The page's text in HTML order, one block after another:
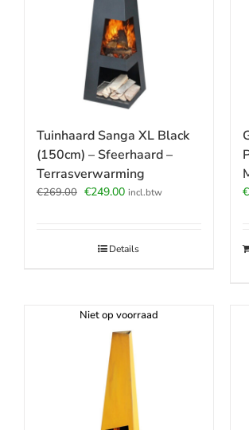
Tuinhaard Sanga XL Black
(150cm) – Sfeerhaard –
Terrasverwarming
€269.00 Oorspronkelijke
€269.00.
€249.00Huidige
incl.btw
Details
€
Niet op voorraad